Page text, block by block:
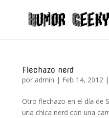
Flechazo nerd
por admin | Feb 14, 2012|
Otro flechazo en el día de
una chica nerd con una